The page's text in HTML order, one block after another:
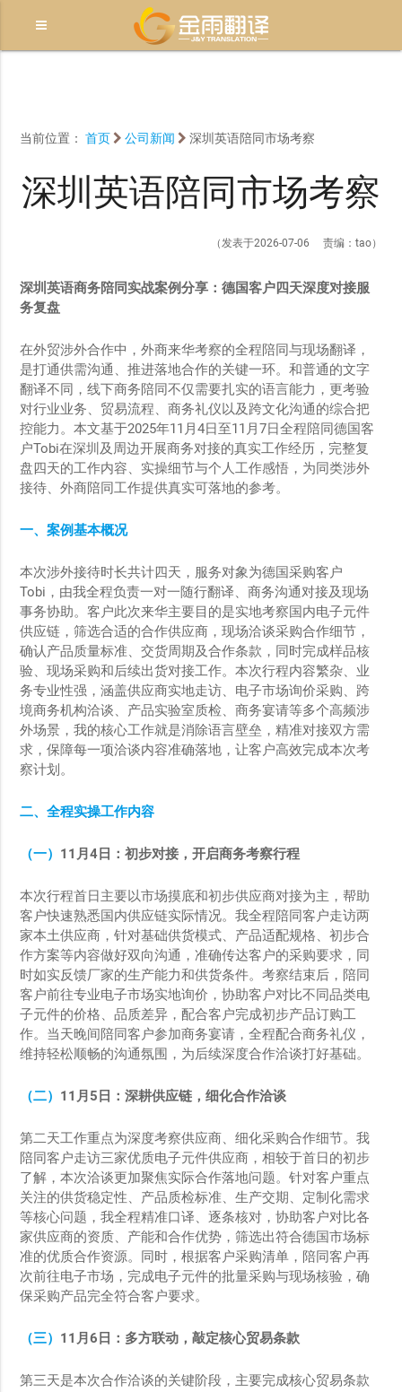
当前位置：首页 公司新闻 深圳英语陪同市场考察
深圳英语陪同市场考察
（发表于2026-07-06 责编：tao）
深圳英语商务陪同实战案例分享：德国客户四天深度对接服
务复盘
在外贸涉外合作中，外商来华考察的全程陪同与现场翻译，
是打通供需沟通、推进落地合作的关键一环。和普通的文字
翻译不同，线下商务陪同不仅需要扎实的语言能力，更考验
对行业业务、贸易流程、商务礼仪以及跨文化沟通的综合把
控能力。本文基于2025年11月4日至11月7日全程陪同德国客
户Tobi在深圳及周边开展商务对接的真实工作经历，完整复
盘四天的工作内容、实操细节与个人工作感悟，为同类涉外
接待、外商陪同工作提供真实可落地的参考。
一、案例基本概况
本次涉外接待时长共计四天，服务对象为德国采购客户
Tobi，由我全程负责一对一随行翻译、商务沟通对接及现场
事务协助。客户此次来华主要目的是实地考察国内电子元件
供应链，筛选合适的合作供应商，现场洽谈采购合作细节，
确认产品质量标准、交货周期及合作条款，同时完成样品核
验、现场采购和后续出货对接工作。本次行程内容繁杂、业
务专业性强，涵盖供应商实地走访、电子市场询价采购、跨
境商务机构洽谈、产品实验室质检、商务宴请等多个高频涉
外场景，我的核心工作就是消除语言壁垒，精准对接双方需
求，保障每一项洽谈内容准确落地，让客户高效完成本次考
察计划。
二、全程实操工作内容
（一） 11 月4 日：初步对接，开启商务考察行程
本次行程首日主要以市场摸底和初步供应商对接为主，帮助
客户快速熟悉国内供应链实际情况。我全程陪同客户走访两
家本土供应商，针对基础供货模式、产品适配规格、初步合
作方案等内容做好双向沟通，准确传达客户的采购要求，同
时如实反馈厂家的生产能力和供货条件。考察结束后，陪同
客户前往专业电子市场实地询价，协助客户对比不同品类电
子元件的价格、品质差异，配合客户完成初步产品订购工
作。当天晚间陪同客户参加商务宴请，全程配合商务礼仪，
维持轻松顺畅的沟通氛围，为后续深度合作洽谈打好基础。
（二） 11 月 5 日：深耕供应链，细化合作洽谈
第二天工作重点为深度考察供应商、细化采购合作细节。我
陪同客户走访三家优质电子元件供应商，相较于首日的初步
了解，本次洽谈更加聚焦实际合作落地问题。针对客户重点
关注的供货稳定性、产品质检标准、生产交期、定制化需求
等核心问题，我全程精准口译、逐条核对，协助客户对比各
家供应商的资质、产能和合作优势，筛选出符合德国市场标
准的优质合作资源。同时，根据客户采购清单，陪同客户再
次前往电子市场，完成电子元件的批量采购与现场核验，确
保采购产品完全符合客户要求。
（三） 11 月6 日：多方联动，敲定核心贸易条款
第三天是本次合作洽谈的关键阶段，主要完成核心贸易条款